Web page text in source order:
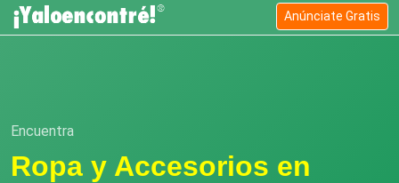
Anúnciate Gratis
Encuentra
Ropa y Accesorios en